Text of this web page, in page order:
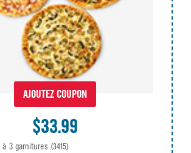
AJOUTEZ COUPON
$33.99
à 3 garnitures (3415)